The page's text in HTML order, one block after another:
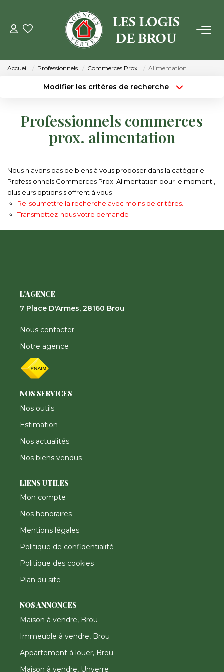
ESTIMATION
NOTRE AGENCE
Qui Sommes Nous
Notre Équipe
Accueil Professionnels Commerces Prox. Alimentation
Modifier les critères de recherche
Sélectionnez...
Type de bien
Surface min
Créer une alerte
Professionnels commerces
prox. alimentation
Nous n'avons pas de biens à vous proposer dans la catégorie
Professionnels Commerces Prox. Alimentation pour le moment ,
plusieurs options s'offrent à vous :
Re-soumettre la recherche avec moins de critères.
Transmettez-nous votre demande
L'AGENCE
7 Place D'Armes, 28160 Brou
Nous contacter
Notre agence
NOS SERVICES
Nos outils
Estimation
Nos actualités
Nos biens vendus
LIENS UTILES
Mon compte
Nos honoraires
Mentions légales
Politique de confidentialité
Politique des cookies
Plan du site
NOS ANNONCES
Maison à vendre, Brou
Immeuble à vendre, Brou
Appartement à louer, Brou
Maison à vendre, Unverre